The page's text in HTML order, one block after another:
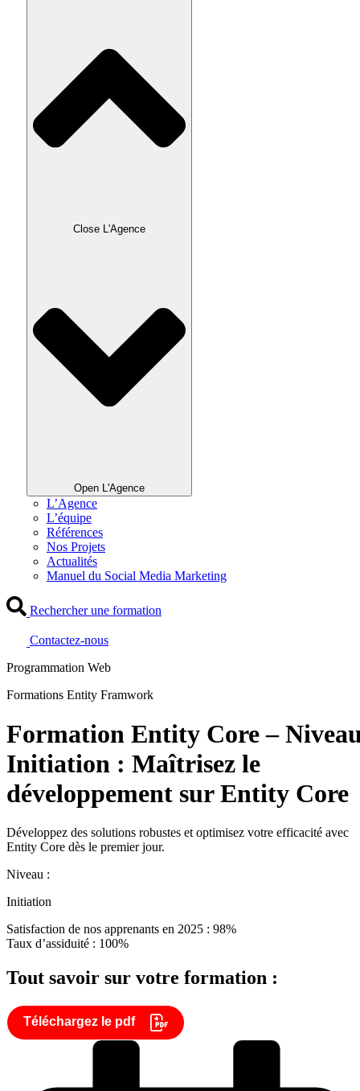
Close L'Agence
Open L'Agence
L’Agence
L’équipe
Références
Nos Projets
Actualités
Manuel du Social Media Marketing
Rechercher une formation
Contactez-nous
Programmation Web
Formations Entity Framwork
Formation Entity Core –
Initiation : Maîtrisez le
développement sur Entity Core
Développez des solutions robustes et optimisez votre efficacité avec
Entity Core dès le premier jour.
Niveau :
Initiation
Satisfaction de nos apprenants en 2025 : 98%
Taux d’assiduité : 100%
Tout savoir sur votre formation :
Téléchargez le pdf